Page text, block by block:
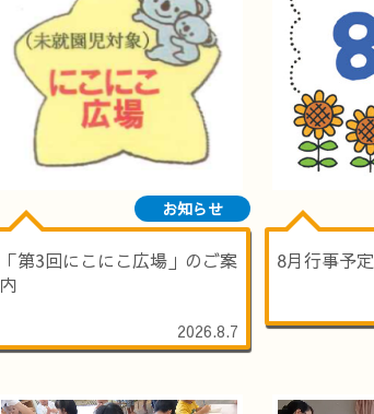
お知らせ
「第3回にこにこ広場」のご案
内
2026.8.7
8月行事予定